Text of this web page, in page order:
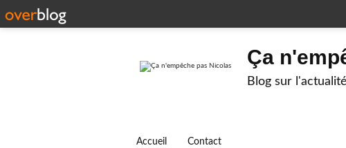
Ça
Blog sur
Accueil Contact